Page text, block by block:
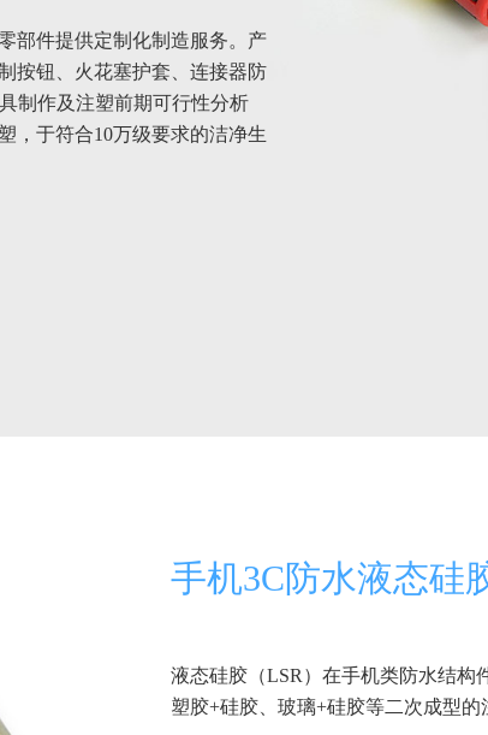
部件提供定制化制造服务。产
按钮、火花塞护套、连接器防
制作及注塑前期可行性分析
，于符合10万级要求的洁净生
手机3C防水液态硅
液态硅胶（LSR）在手机类防水结构
塑胶+硅胶、玻璃+硅胶等二次成型